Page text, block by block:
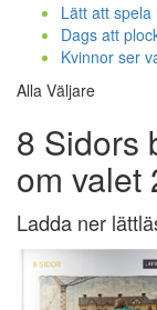
Lätt att spela
Dags att
Kvinnor ser
Alla Väljare
8 Sidors
om valet
Ladda ner